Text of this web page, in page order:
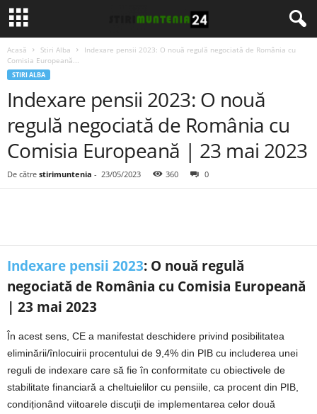
Acasă Stiri Alba
Indexare pensii 2023: O nouă regulă negociată de România cu
Comisia Europeană...
STIRI ALBA
Indexare pensii 2023: O nouă
regulă negociată de România cu
Comisia Europeană | 23 mai 2023
De către stirimuntenia - 23/05/2023 360 0
Indexare pensii 2023: O nouă regulă
negociată de România cu Comisia Europeană
| 23 mai 2023
În acest sens, CE a manifestat deschidere privind posibilitatea
eliminării/înlocuirii procentului de 9,4% din PIB cu includerea unei
reguli de indexare care să fie în conformitate cu obiectivele de
stabilitate financiară a cheltuielilor cu pensiile, ca procent din PIB,
condiționând viitoarele discuții de implementarea celor două